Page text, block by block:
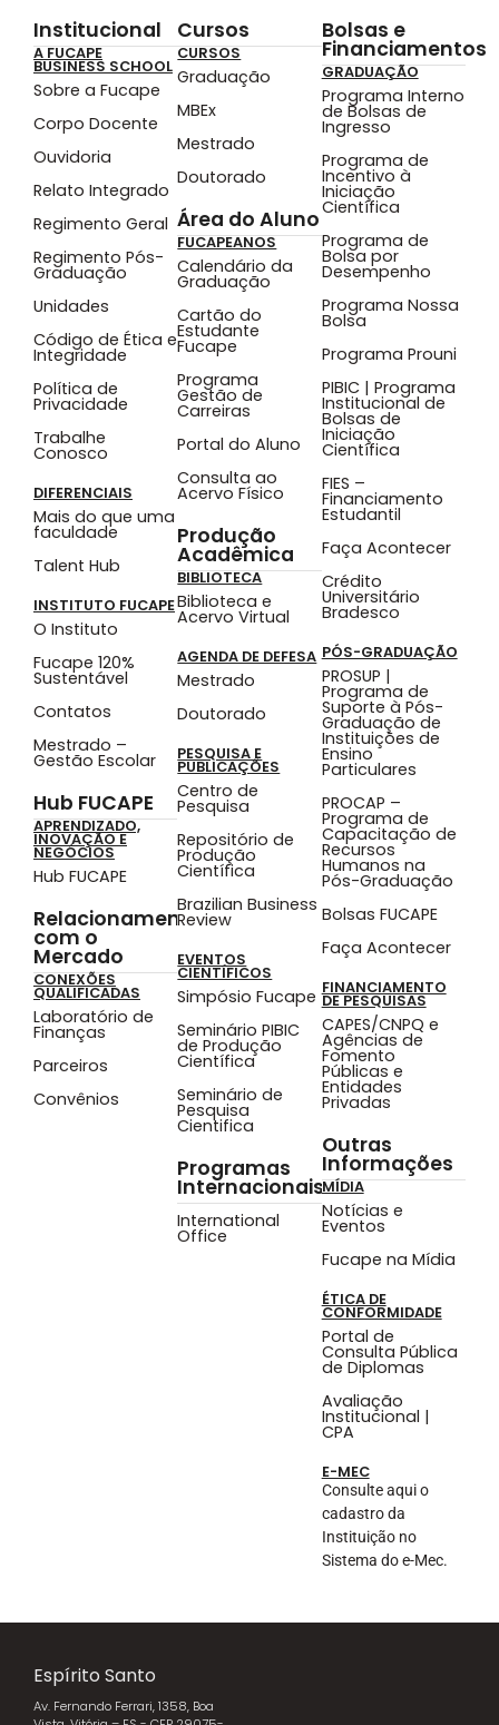
Institucional
A FUCAPE
BUSINESS SCHOOL
Sobre a Fucape
Corpo Docente
Ouvidoria
Relato Integrado
Regimento Geral
Regimento Pós-
Graduação
Unidades
Código de Ética e
Integridade
Política de
Privacidade
Trabalhe
Conosco
DIFERENCIAIS
Mais do que uma
faculdade
Talent Hub
INSTITUTO FUCAPE
O Instituto
Fucape 120%
Sustentável
Contatos
Mestrado –
Gestão Escolar
Hub FUCAPE
APRENDIZADO,
INOVAÇÃO E
NEGÓCIOS
Hub FUCAPE
Relacionamento
com o
Mercado
CONEXÕES
QUALIFICADAS
Laboratório de
Finanças
Parceiros
Convênios
Cursos
CURSOS
Graduação
MBEx
Mestrado
Doutorado
Área do Aluno
FUCAPEANOS
Calendário da
Graduação
Cartão do
Estudante
Fucape
Programa
Gestão de
Carreiras
Portal do Aluno
Consulta ao
Acervo Físico
Produção
Acadêmica
BIBLIOTECA
Biblioteca e
Acervo Virtual
AGENDA DE DEFESA
Mestrado
Doutorado
PESQUISA E
PUBLICAÇÕES
Centro de
Pesquisa
Repositório de
Produção
Científica
Brazilian Business
Review
EVENTOS
CIENTÍFICOS
Simpósio Fucape
Seminário PIBIC
de Produção
Científica
Seminário de
Pesquisa
Cientifica
Programas
Internacionais
International
Office
Bolsas e
Financiamentos
GRADUAÇÃO
Programa Interno
de Bolsas de
Ingresso
Programa de
Incentivo à
Iniciação
Científica
Programa de
Bolsa por
Desempenho
Programa Nossa
Bolsa
Programa Prouni
PIBIC | Programa
Institucional de
Bolsas de
Iniciação
Científica
FIES –
Financiamento
Estudantil
Faça Acontecer
Crédito
Universitário
Bradesco
PÓS-GRADUAÇÃO
PROSUP |
Programa de
Suporte à Pós-
Graduação de
Instituições de
Ensino
Particulares
PROCAP –
Programa de
Capacitação de
Recursos
Humanos na
Pós-Graduação
Bolsas FUCAPE
Faça Acontecer
FINANCIAMENTO
DE PESQUISAS
CAPES/CNPQ e
Agências de
Fomento
Públicas e
Entidades
Privadas
Outras
Informações
MÍDIA
Notícias e
Eventos
Fucape na Mídia
ÉTICA DE
CONFORMIDADE
Portal de
Consulta Pública
de Diplomas
Avaliação
Institucional |
CPA
E-MEC
Consulte aqui o
cadastro da
Instituição no
Sistema do e-Mec.
Espírito Santo
Av. Fernando Ferrari, 1358, Boa